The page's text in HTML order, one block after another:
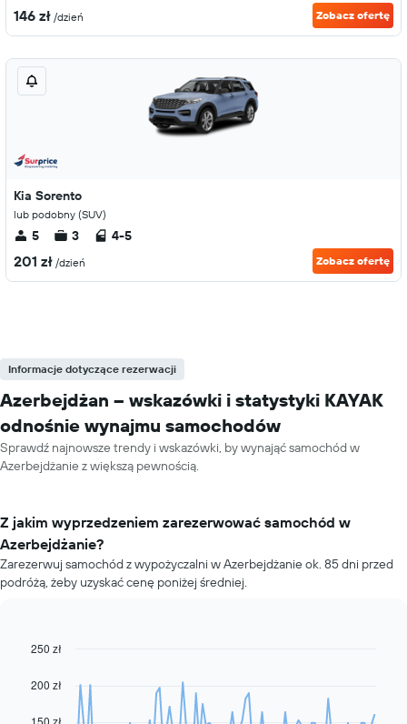
146 zł /dzień Zobacz ofertę
Kia Sorento
lub podobny (SUV)
5 3 4-5
201 zł /dzień Zobacz ofertę
Informacje dotyczące rezerwacji
Azerbejdżan – wskazówki i statystyki KAYAK
odnośnie wynajmu samochodów
Sprawdź najnowsze trendy i wskazówki, by wynająć samochód w
Azerbejdżanie z większą pewnością.
Z jakim wyprzedzeniem zarezerwować samochód w
Azerbejdżanie?
Zarezerwuj samochód z wypożyczalni w Azerbejdżanie ok. 85 dni przed
podróżą, żeby uzyskać cenę poniżej średniej.
Line
91
points.
Chart
150 zł
200 zł
250 zł